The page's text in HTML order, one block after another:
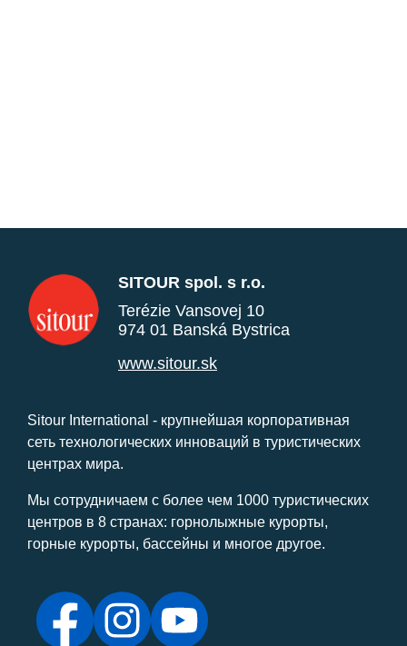
SITOUR spol. s r.o.
Terézie Vansovej 10
974 01 Banská Bystrica
www.sitour.sk
Sitour International - крупнейшая корпоративная
сеть технологических инноваций в туристических
центрах мира.
Мы сотрудничаем с более чем 1000 туристических
центров в 8 странах: горнолыжные курорты,
горные курорты, бассейны и многое другое.